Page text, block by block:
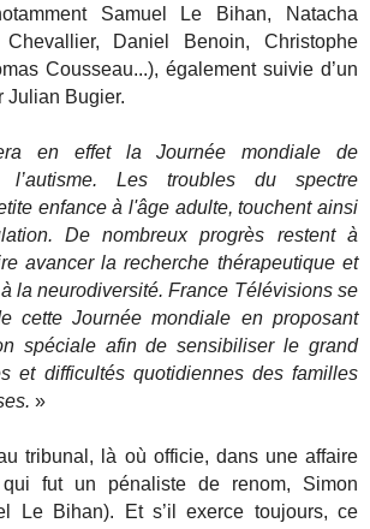
Samuel Le Bihan, Natacha
Chevallier, Daniel Benoin, Christophe
Cousseau...), également suivie d’un
Julian Bugier.
en effet la Journée mondiale de
l’autisme. Les troubles du spectre
enfance à l'âge adulte, touchent ainsi
De nombreux progrès restent à
avancer la recherche thérapeutique et
la neurodiversité. France Télévisions se
cette Journée mondiale en proposant
spéciale afin de sensibiliser le grand
et difficultés quotidiennes des familles
»
tribunal, là où officie, dans une affaire
fut un pénaliste de renom, Simon
Le Bihan). Et s’il exerce toujours, ce